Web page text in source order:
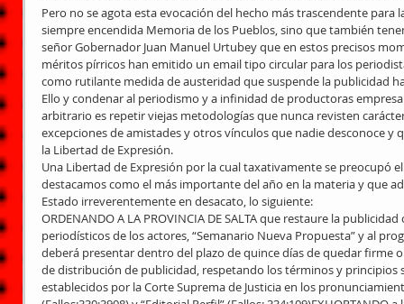
Pero no se agota esta evocación del hecho más trascendente para
siempre encendida Memoria de los Pueblos, sino que también
señor Gobernador Juan Manuel Urtubey que en estos precisos
méritos pírricos han emitido un email tipo circular para los
como rutilante medida de austeridad que suspende la publicidad
Ello y condenar al periodismo y a infinidad de productoras
arbitrario es repetir viejas metodologías que nunca revisten
excepciones de amistades y otros vínculos que nadie desconoce
la Libertad de Expresión.
Una Libertad de Expresión por la cual taxativamente se preocupó
destacamos como el más importante del año en la materia y que
Estado irreverentemente en desacato, lo siguiente:
ORDENANDO A LA PROVINCIA DE SALTA que restaure la
periodísticos de los actores, “Semanario Nueva Propuesta” y al
deberá presentar dentro del plazo de quince días de quedar firme
de distribución de publicidad, respetando los términos y
establecidos por la Corte Suprema de Justicia en los